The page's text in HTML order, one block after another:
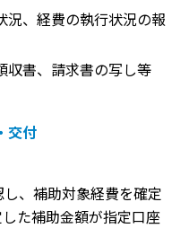
況、経費の執行状況の報
収書、請求書の写し等
交付
、補助対象経費を確定
た補助金額が指定口座